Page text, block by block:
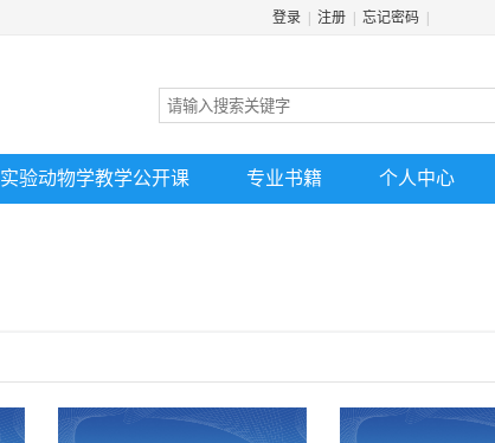
登录 注册 忘记密码
实验动物学教学公开课 专业书籍 个人中心